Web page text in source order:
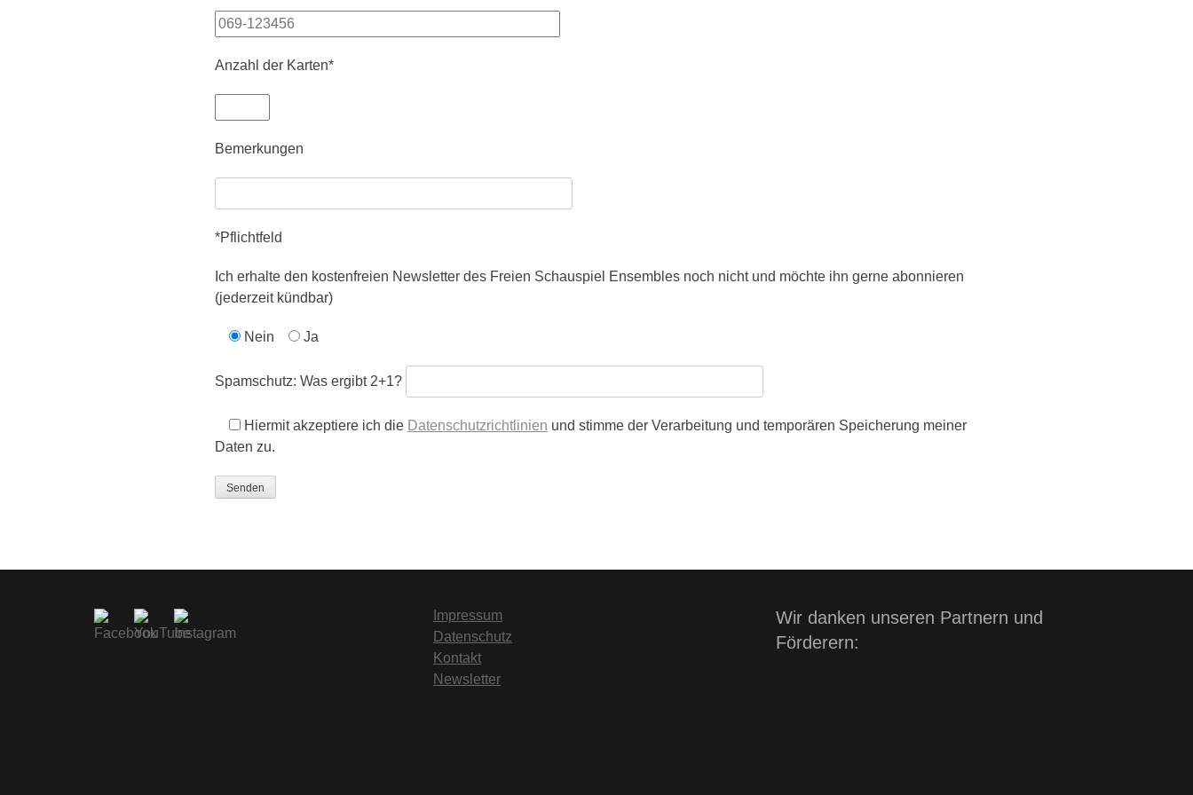
Anzahl der Karten*
Bemerkungen
*Pflichtfeld
Ich erhalte den kostenfreien Newsletter des Freien Schauspiel Ensembles noch nicht und möchte ihn gerne abonnieren
(jederzeit kündbar)
Nein Ja
Spamschutz: Was ergibt 2+1?
Hiermit akzeptiere ich die Datenschutzrichtlinien und stimme der Verarbeitung und temporären Speicherung meiner
Daten zu.
Impressum
Datenschutz
Kontakt
Newsletter
Wir danken unseren Partnern und
Förderern: